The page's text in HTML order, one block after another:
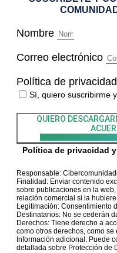
Nombre
Correo electrónico
Política de privacidad
Sí, quiero suscribirme
QUIERO
Política de privacidad
Responsable:
Finalidad: Enviar contenido
sobre publicaciones en la
relación comercial si la
Legitimación: Consentimiento
Destinatarios: No se cederán
Derechos: Tiene derecho a
como otros derechos, como
Información adicional: Puede
detallada sobre Protección de